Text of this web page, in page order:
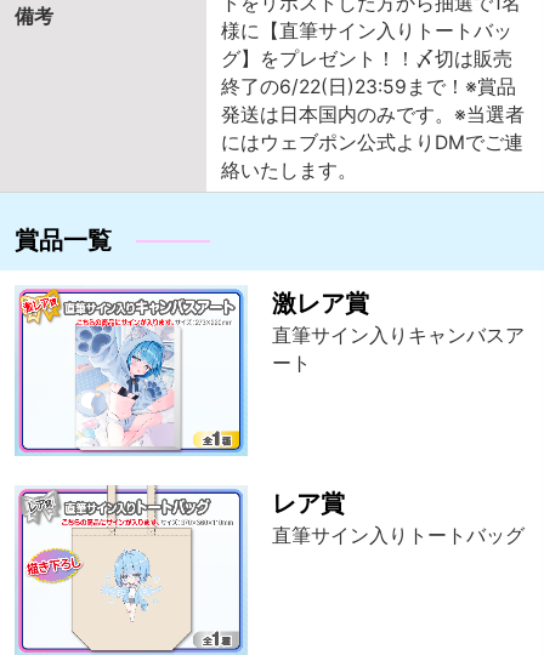
備考
様に【直筆サイン入りトートバッ
グ】をプレゼント！！〆切は販売
終了の6/22(日)23:59まで！※賞品
発送は日本国内のみです。※当選者
にはウェブポン公式よりDMでご連
絡いたします。
賞品一覧
激レア賞
直筆サイン入りキャンバスア
ート
レア賞
直筆サイン入りトートバッグ